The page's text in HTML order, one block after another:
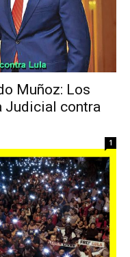
Muñoz: Los
Judicial contra
1